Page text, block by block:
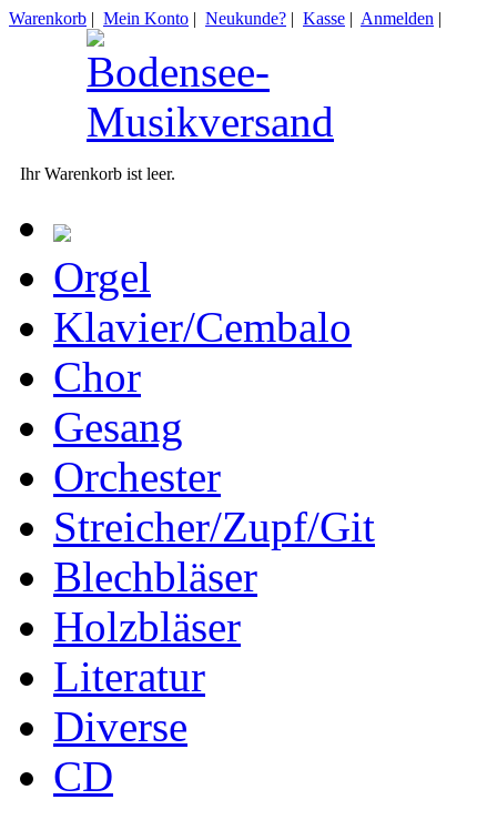
Warenkorb | Mein Konto | Neukunde? | Kasse | Anmelden |
Ihr Warenkorb ist leer.
Orgel
Klavier/Cembalo
Chor
Gesang
Orchester
Streicher/Zupf/Git
Blechbläser
Holzbläser
Literatur
Diverse
CD